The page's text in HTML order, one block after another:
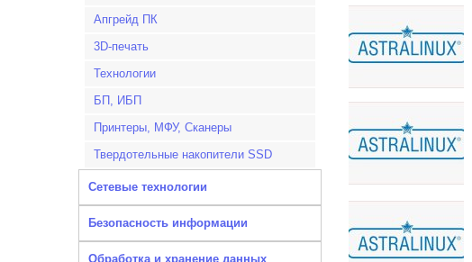
Апгрейд ПК
3D-печать
Технологии
БП, ИБП
Принтеры, МФУ, Сканеры
Твердотельные накопители SSD
Сетевые технологии
Безопасность информации
Обработка и хранение данных